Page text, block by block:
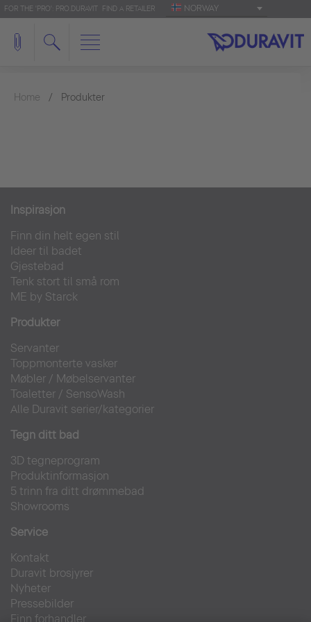
FOR THE 'PRO': PRO.DURAVIT FIND A RETAILER NORWAY
Home Produkter
Inspirasjon
Finn din helt egen stil
Ideer til badet
Gjestebad
Tenk stort til små rom
ME by Starck
Produkter
Servanter
Toppmonterte vasker
Møbler / Møbelservanter
Toaletter / SensoWash
Alle Duravit serier/kategorier
Tegn ditt bad
3D tegneprogram
Produktinformasjon
5 trinn fra ditt drømmebad
Showrooms
Service
Kontakt
Duravit brosjyrer
Nyheter
Pressebilder
Finn forhandler